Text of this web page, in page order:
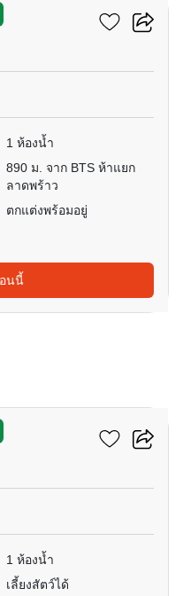
1 ห้องน้ำ
890 ม. จาก BTS ห้าแยก
ลาดพร้าว
ตกแต่งพร้อมอยู่
นนี้
1 ห้องน้ำ
เลี้ยงสัตว์ได้